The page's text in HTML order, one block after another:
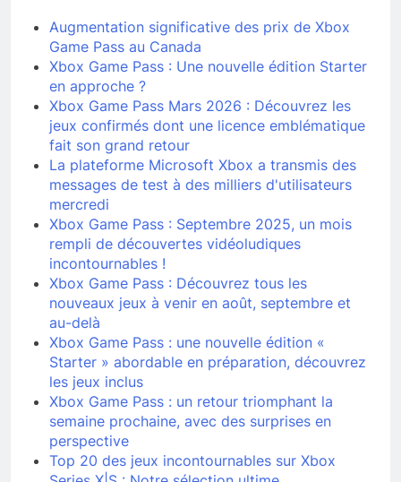
Augmentation significative des prix de Xbox
Game Pass au Canada
Xbox Game Pass : Une nouvelle édition Starter
en approche ?
Xbox Game Pass Mars 2026 : Découvrez les
jeux confirmés dont une licence emblématique
fait son grand retour
La plateforme Microsoft Xbox a transmis des
messages de test à des milliers d'utilisateurs
mercredi
Xbox Game Pass : Septembre 2025, un mois
rempli de découvertes vidéoludiques
incontournables !
Xbox Game Pass : Découvrez tous les
nouveaux jeux à venir en août, septembre et
au-delà
Xbox Game Pass : une nouvelle édition «
Starter » abordable en préparation, découvrez
les jeux inclus
Xbox Game Pass : un retour triomphant la
semaine prochaine, avec des surprises en
perspective
Top 20 des jeux incontournables sur Xbox